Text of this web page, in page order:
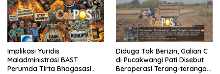
Implikasi Yuridis
Maladministrasi BAST
Perumda Tirta Bhagasasi
Diduga Tak Berizin, Galian C
di Pucakwangi Pati Disebut
Beroperasi Terang-terangan,